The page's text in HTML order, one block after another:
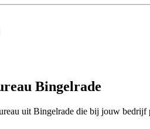
Bingelrade
uit Bingelrade die bij jouw bedrijf